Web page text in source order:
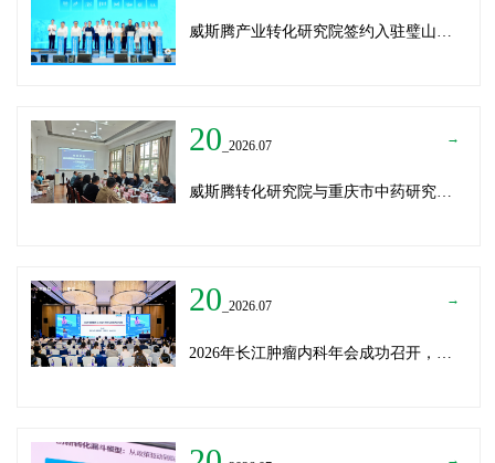
20 _2026.07 →
威斯腾转化研究院与重庆市中药研究院深化战略合作，共筑中医药产学研创新生态
20 _2026.07 →
→